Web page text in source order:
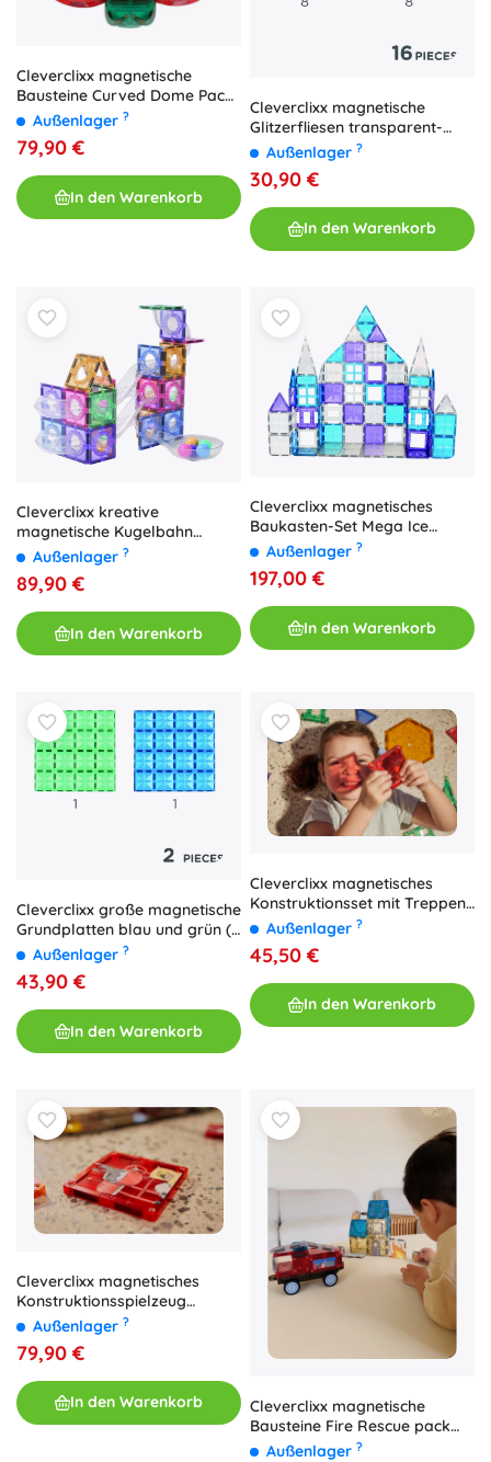
Cleverclixx magnetische
Bausteine Curved Dome Pack
Intense (47 Stk.)
Außenlager ?
79,90 €
In den Warenkorb
Cleverclixx magnetische
Glitzerfliesen transparent-
rosa, 16 Stk.
Außenlager ?
30,90 €
In den Warenkorb
Cleverclixx kreative
magnetische Kugelbahn
Pastell, 70 Teile
Außenlager ?
89,90 €
In den Warenkorb
Cleverclixx magnetisches
Baukasten-Set Mega Ice
Crystal Pack (180 Teile)
Außenlager ?
197,00 €
In den Warenkorb
Cleverclixx große magnetische
Grundplatten blau und grün (2
Stk.)Außenlager ?
43,90 €
In den Warenkorb
Cleverclixx magnetisches
Konstruktionsset mit Treppen
Intense (34 Stk.)
Außenlager ?
45,50 €
In den Warenkorb
Cleverclixx magnetisches
Konstruktionsspielzeug
Construction Builder Pack
Intense (48 Stk.)
Außenlager ?
79,90 €
In den Warenkorb
Cleverclixx magnetische
Bausteine Fire Rescue pack
intense (39 Stk.)
Außenlager ?